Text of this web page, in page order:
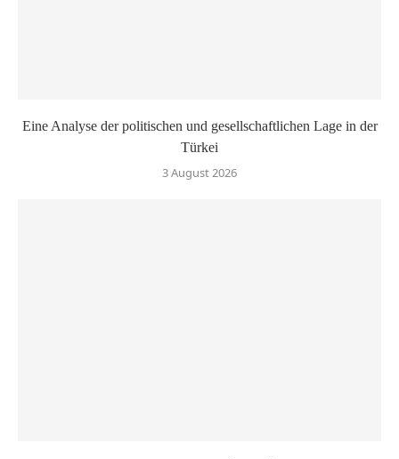
Eine Analyse der politischen und gesellschaftlichen Lage in der
Türkei
3 August 2026